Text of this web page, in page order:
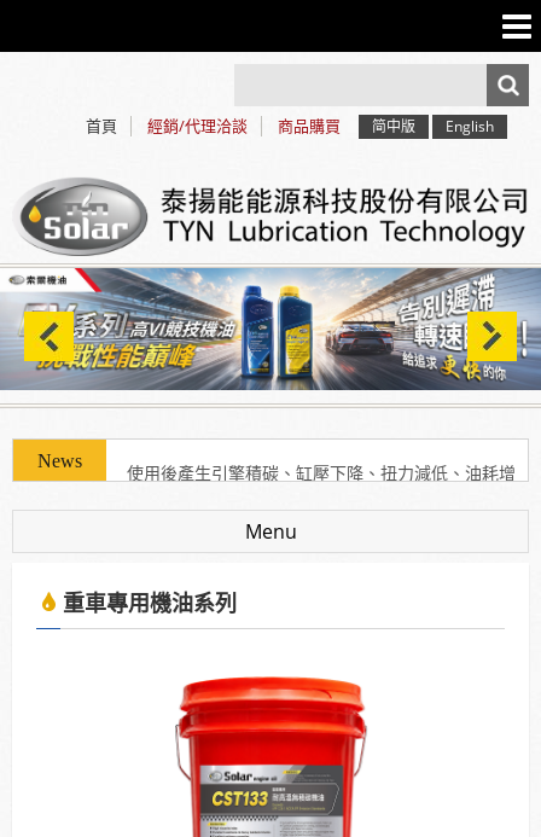
首頁 經銷/代理洽談 商品購買 简中版 English
使用後產生引擎積碳、缸壓下降、扭力減低、油耗增
加等現象
2025年7月13日受KBS京都電視台邀請採訪，廣受日
使用後產生引擎積碳、缸壓下降、扭力減低、油耗增
2025年7月13日受KBS京都電視台邀請採訪，廣受日
本當地通路詢問洽談進駐。
Menu
重車專用機油系列